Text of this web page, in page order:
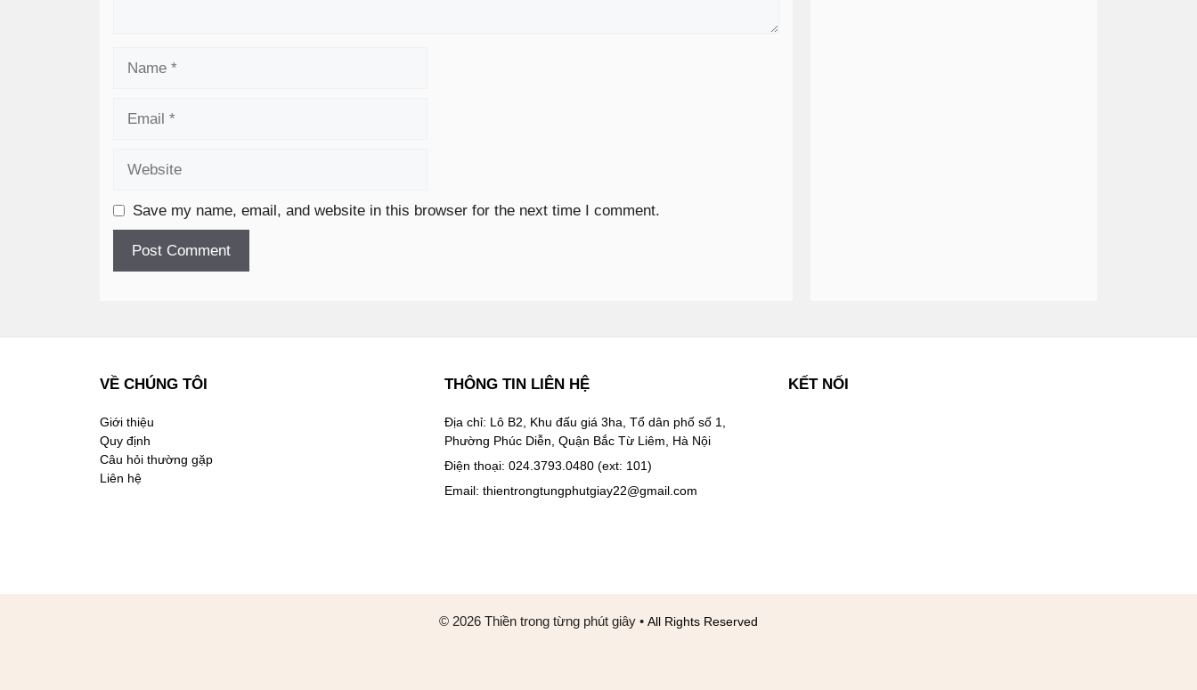
Save my name, email, and website in this browser for the next time I comment.
VỀ CHÚNG TÔI
Giới thiệu
Quy định
Câu hỏi thường gặp
Liên hệ
THÔNG TIN LIÊN HỆ
Địa chỉ: Lô B2, Khu đấu giá 3ha, Tổ dân phố số 1,
Phường Phúc Diễn, Quận Bắc Từ Liêm, Hà Nội
Điện thoại: 024.3793.0480 (ext: 101)
Email: thientrongtungphutgiay22@gmail.com
KẾT NỐI
© 2026 Thiền trong từng phút giây • All Rights Reserved